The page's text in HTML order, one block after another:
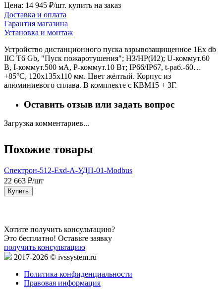
Цена: 14 945 ₽/шт. купить на заказ
Доставка и оплата
Гарантия магазина
Установка и монтаж
Устройство дистанционного пуска взрывозащищенное 1Ex db
IIC T6 Gb, "Пуск пожаротушения"; НЗ/НР(И2); U-коммут.60
В, I-коммут.500 мА, P-коммут.10 Вт; IP66/IP67, t-раб.-60…
+85°C, 120х135х110 мм. Цвет жёлтый. Корпус из
алюминиевого сплава. В комплекте с КВМ15 + ЗГ.
Оставить отзыв или задать вопрос
Загрузка комментариев...
Похожие товары
Спектрон-512-Exd-А-УДП-01-Modbus
22 663 ₽/шт
Купить
Хотите получить консультацию?
Это бесплатно! Оставьте заявку
получить консультацию
2017-2026 © ivssystem.ru
Политика конфиденциальности
Правовая информация